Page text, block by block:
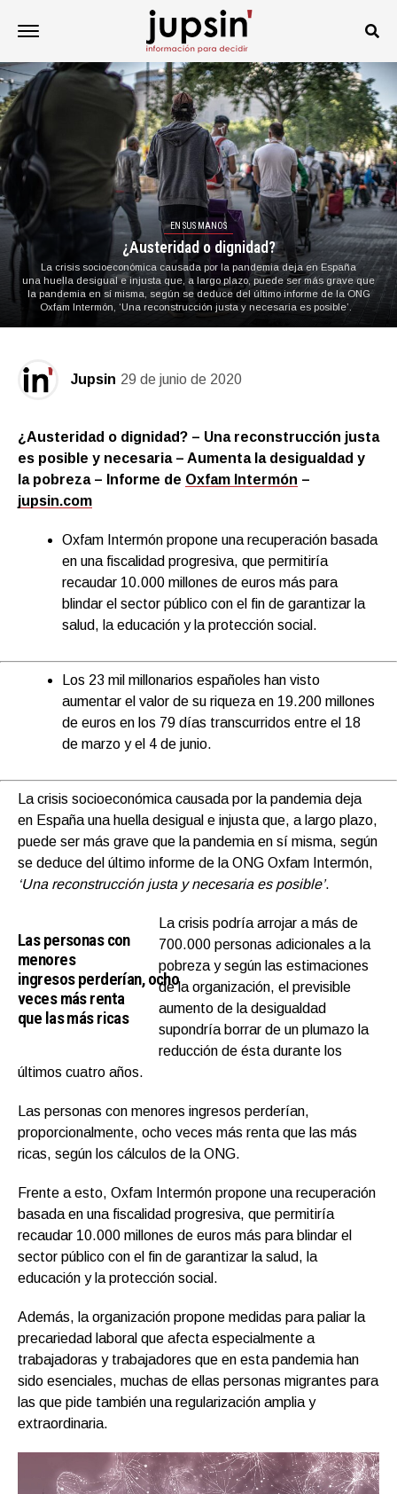
EN SUS MANOS
¿Austeridad o dignidad?
La crisis socioeconómica causada por la pandemia deja en España
una huella desigual e injusta que, a largo plazo, puede ser más grave que
la pandemia en sí misma, según se deduce del último informe de la ONG
Oxfam Intermón, ‘Una reconstrucción justa y necesaria es posible’.
Jupsin 29 de junio de 2020
¿Austeridad o dignidad? – Una reconstrucción justa
es posible y necesaria – Aumenta la desigualdad y
la pobreza – Informe de Oxfam Intermón –
jupsin.com
Oxfam Intermón propone una recuperación basada
en una fiscalidad progresiva, que permitiría
recaudar 10.000 millones de euros más para
blindar el sector público con el fin de garantizar la
salud, la educación y la protección social.
Los 23 mil millonarios españoles han visto
aumentar el valor de su riqueza en 19.200 millones
de euros en los 79 días transcurridos entre el 18
de marzo y el 4 de junio.
La crisis socioeconómica causada por la pandemia deja
en España una huella desigual e injusta que, a largo plazo,
puede ser más grave que la pandemia en sí misma, según
se deduce del último informe de la ONG Oxfam Intermón,
‘Una reconstrucción justa y necesaria es posible’.
Las personascon
menores
ingresosperderían,ocho
veces más renta
que las más ricas
Lacrisis podría arrojar amás de
700.000personasadicionales a la
pobrezay según las estimaciones
de la organización, el previsible
aumento de la desigualdad
supondría borrar de un plumazo la
reducción de ésta durante los
últimos cuatro años.
Las personas con menores ingresos perderían,
proporcionalmente, ocho veces más renta que las más
ricas, según los cálculos de la ONG.
Frente a esto, Oxfam Intermón propone una recuperación
basada en una fiscalidad progresiva, que permitiría
recaudar 10.000 millones de euros más para blindar el
sector público con el fin de garantizar la salud, la
educación y la protección social.
Además, la organización propone medidas para paliar la
precariedad laboral que afecta especialmente a
trabajadoras y trabajadores que en esta pandemia han
sido esenciales, muchas de ellas personas migrantes para
las que pide también una regularización amplia y
extraordinaria.